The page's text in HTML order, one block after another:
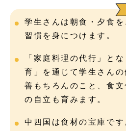
学生さんは朝食・夕食
習慣を身につけます。
「家庭料理の代行」と
育」を通じて学生さん
善もちろんのこと、食
の自立も育みます。
中四国は食材の宝庫で